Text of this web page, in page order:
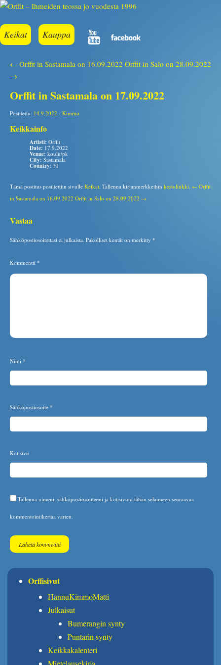
Keikat Kauppa
← Orffit in Sastamala on 16.09.2022 Orffit in Salo on 28.09.2022
→
Orffit in Sastamala on 17.09.2022
Postitettu: 14.9.2022 - Kimmo
Keikkainfo
Artisti: Orffit
Date: 17.9.2022
Venue: koulu/pk
City: Sastamala
Country: FI
Tämä postitus postitettiin sivulle Keikat. Tallenna kirjanmerkkeihin kestolinkki. ← Orffit
in Sastamala on 16.09.2022 Orffit in Salo on 28.09.2022 →
Vastaa
Sähköpostiosoitettasi ei julkaista. Pakolliset kentät on merkitty *
Kommentti *
Nimi *
Sähköpostiosoite *
Kotisivu
Tallenna nimeni, sähköpostiosoitteeni ja kotisivuni tähän selaimeen seuraavaa
kommentointikertaa varten.
Orffisivut
HannuKimmoMatti
Julkaisut
Bumerangin synty
Puntarin synty
Keikkakalenteri